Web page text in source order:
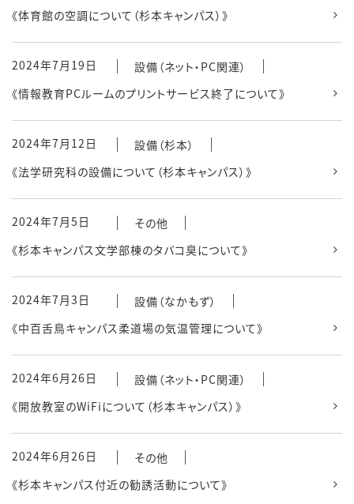
《体育館の空調について（杉本キャンパス）》
2024年7月19日
設備（ネット・PC関連）
《情報教育PCルームのプリントサービス終了について》
2024年7月12日
設備（杉本）
《法学研究科の設備について（杉本キャンパス）》
2024年7月5日
その他
《杉本キャンパス文学部棟のタバコ臭について》
2024年7月3日
設備（なかもず）
《中百舌鳥キャンパス柔道場の気温管理について》
2024年6月26日
設備（ネット・PC関連）
《開放教室のWiFiについて（杉本キャンパス）》
2024年6月26日
その他
《杉本キャンパス付近の勧誘活動について》